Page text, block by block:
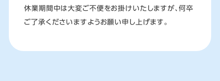
休業期間中は大変ご不便をお掛けいたしますが、何卒
ご了承くださいますようお願い申し上げます。